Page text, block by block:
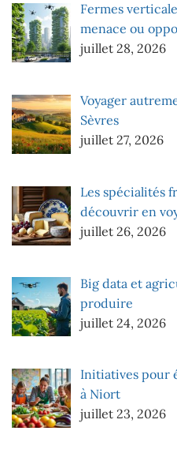
Fermes
menace ou
juillet 28, 2026
Voyager
Sèvres
juillet 27, 2026
Les spécialités
découvrir en
juillet 26, 2026
Big data et
produire
juillet 24, 2026
Initiatives pour
à Niort
juillet 23, 2026